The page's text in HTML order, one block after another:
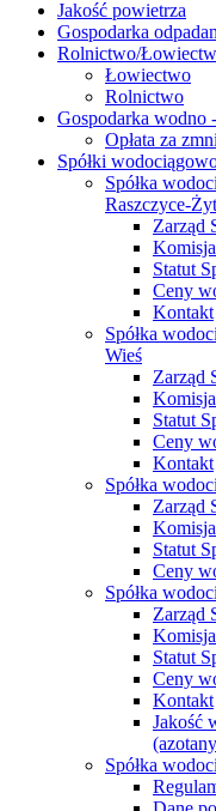
Jakość powietrza
Gospodarka
Rolnictwo/
Łowiectwo
Rolnictwo
Gospodarka wodno
Opłata za
Spółki
Spółka
Raszczyce-
Zarząd
Statut
Ceny
Kontakt
Spółka
Wieś
Zarząd
Statut
Ceny
Kontakt
Spółka
Zarząd
Statut
Ceny
Spółka
Zarząd
Statut
Ceny
Kontakt
Jakość
Spółka